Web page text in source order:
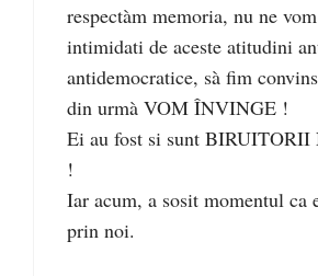
respectàm memoria, nu ne
intimidati de aceste atitudini
antidemocratice, sà fim
din urmà VOM ÎNVINGE !
Ei au fost si sunt
!
Iar acum, a sosit momentul ca
prin noi.